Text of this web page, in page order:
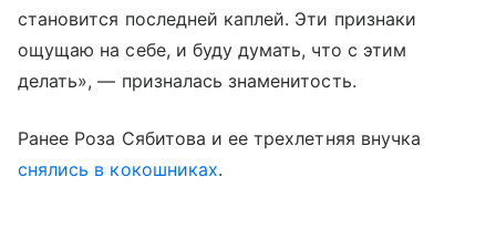
становится последней каплей. Эти признаки
ощущаю на себе, и буду думать, что с этим
делать», — призналась знаменитость.
Ранее Роза Сябитова и ее трехлетняя внучка
снялись в кокошниках.